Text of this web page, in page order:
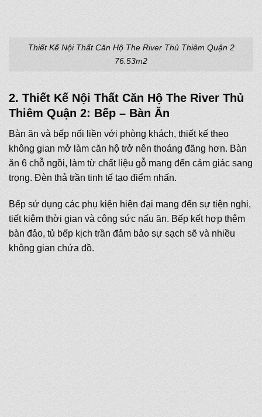
Thiết Kế Nội Thất Căn Hộ The River Thủ Thiêm Quận 2
76.53m2
2. Thiết Kế Nội Thất Căn Hộ The River Thủ
Thiêm Quận 2: Bếp – Bàn Ăn
Bàn ăn và bếp nối liền với phòng khách, thiết kế theo
không gian mở làm căn hộ trở nên thoáng đãng hơn. Bàn
ăn 6 chỗ ngồi, làm từ chất liệu gỗ mang đến cảm giác sang
trọng. Đèn thả trần tinh tế tạo điểm nhấn.
Bếp sử dụng các phụ kiện hiện đại mang đến sự tiện nghi,
tiết kiệm thời gian và công sức nấu ăn. Bếp kết hợp thêm
bàn đảo, tủ bếp kịch trần đảm bảo sự sạch sẽ và nhiều
không gian chứa đồ.